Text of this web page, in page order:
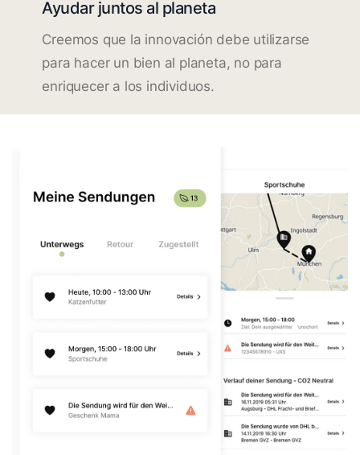
Ayudar juntos al planeta
Creemos que la innovación debe utilizarse
para hacer un bien al planeta, no para
enriquecer a los individuos.